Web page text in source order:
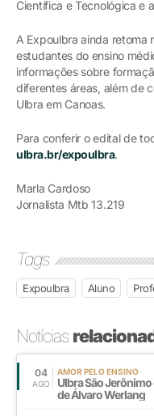
Científica e Tecnológica e
A Expoulbra ainda retoma
estudantes do ensino
informações sobre
diferentes áreas, além de
Ulbra em Canoas.
Para conferir o edital de
ulbra.br/expoulbra.
Marla Cardoso
Jornalista Mtb 13.219
Tags
Expoulbra Aluno
Notícias
04
AGO
AMOR PELO ENSINO
Ulbra São
de Álvaro Werlang